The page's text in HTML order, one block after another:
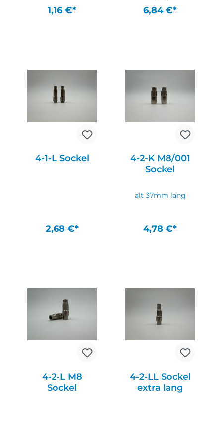
1,16 €* 6,84 €*
4-1-L Sockel
2,68 €*
4-2-K M8/001
Sockel
alt 37mm lang
4,78 €*
4-2-L M8
Sockel
4-2-LL Sockel
extra lang